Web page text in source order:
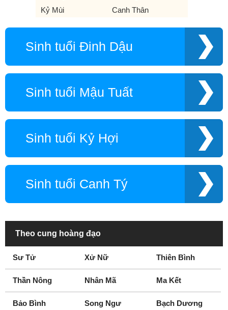
Kỷ Mùi
Canh Thân
Sinh tuổi Đinh Dậu
Sinh tuổi Mậu Tuất
Sinh tuổi Kỷ Hợi
Sinh tuổi Canh Tý
Theo cung hoàng đạo
Sư Tử Xử Nữ Thiên Bình
Thần Nông Nhân Mã Ma Kết
Bảo Bình Song Ngư Bạch Dương